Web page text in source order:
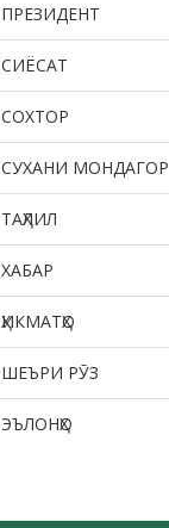
ПРЕЗИДЕНТ
СИЁСАТ
СОХТОР
СУХАНИ МОНДАГОР
ТАҲЛИЛ
ХАБАР
ҲИКМАТҲО
ШЕЪРИ РӮЗ
ЭЪЛОНҲО